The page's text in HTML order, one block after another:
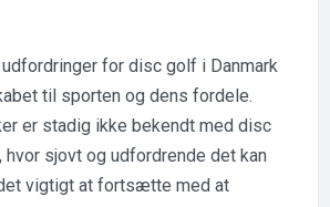
for disc golf i Danmark
til sporten og dens fordele.
er stadig ikke bekendt med disc
sjovt og udfordrende det kan
vigtigt at fortsætte med at